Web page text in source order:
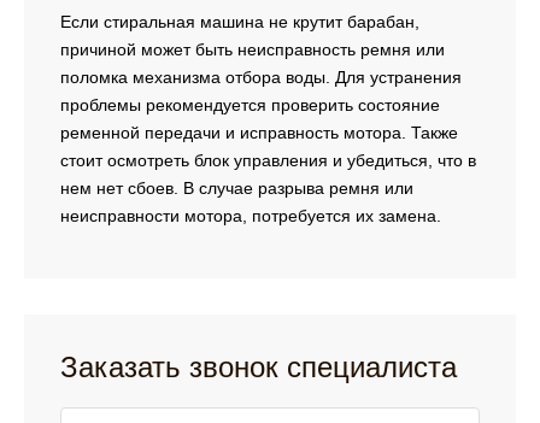
Если стиральная машина не крутит барабан,
причиной может быть неисправность ремня или
поломка механизма отбора воды. Для устранения
проблемы рекомендуется проверить состояние
ременной передачи и исправность мотора. Также
стоит осмотреть блок управления и убедиться, что в
нем нет сбоев. В случае разрыва ремня или
неисправности мотора, потребуется их замена.
Заказать звонок специалиста